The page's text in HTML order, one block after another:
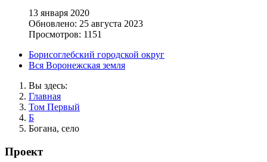
13 января 2020
Обновлено: 25 августа 2023
Просмотров: 1151
Борисоглебский городской округ
Вся Воронежская земля
Вы здесь:
Главная
Том Первый
Б
Богана, село
Проект